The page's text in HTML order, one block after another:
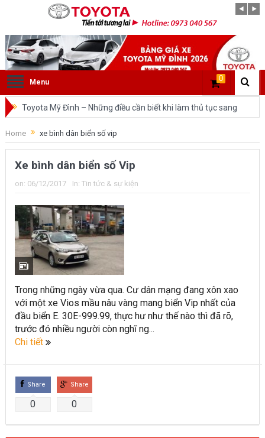
Menu 0
Toyota Mỹ Đình – Những điều cần biết khi làm thủ tục sang
tên ô tô trong cùng tỉnh.
So sánh Toyota Veloz Cross và Toyota Innova: Nên chọn xe
nào?
nhất trên thị trường.
Những dòng xe của Toyota đang chiếm lĩnh tại thị trường
Việt Nam?
Toyota Việt Nam chính thức ra mắt Toyota Fortuner 2022 và
Land cruiser 2022 phiên bản mới
Toyota Raize phân khúc SUV cỡ nhỏ mới hứa hẹn nhiều đột
phá
được ra mắt tại Việt Nam
Những dòng xe Toyota đang phổ biến nhất trên thị trường
Việt Nam hiện nay.
Home xe bình dân biển số vip
Xe bình dân biển số Vip
on: 06/12/2017 In: Tin tức & sự kiện
Trong những ngày vừa qua. Cư dân mạng đang xôn xao
với một xe Vios mầu nâu vàng mang biển Vip nhất của
đầu biển E. 30E-999.99, thực hư như thế nào thì đã rõ,
trước đó nhiều người còn nghĩ ng...
Chi tiết
Share
0
Share
0